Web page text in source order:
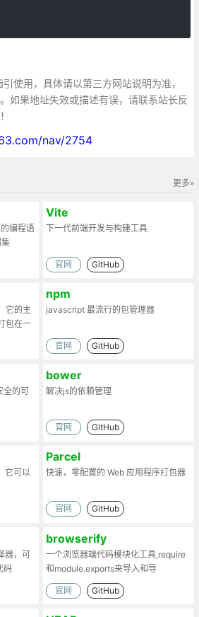
使用，具体请以第三方网站说明为准，
如果地址失效或描述有误，请联系站长反
nav/2754
更多»
编程语
Vite
下一代前端开发与构建工具
官网 GitHub
它的主
包在一
npm
javascript 最流行的包管理器
官网 GitHub
全的可
bower
解决js的依赖管理
官网 GitHub
它可以
Parcel
快速，零配置的 Web 应用程序打包器
官网 GitHub
器，可
码
browserify
一个浏览器端代码模块化工具,require
和module.exports来导入和导
出.Browserify的原理：部署时处理代
码依赖，将模块打包为一个文件。
官网 GitHub